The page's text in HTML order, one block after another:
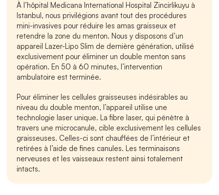
À l’hôpital Medicana International Hospital Zincirlikuyu à
Istanbul, nous privilégions avant tout des procédures
mini-invasives pour réduire les amas graisseux et
retendre la zone du menton. Nous y disposons d’un
appareil Lazer-Lipo Slim de dernière génération, utilisé
exclusivement pour éliminer un double menton sans
opération. En 50 à 60 minutes, l’intervention
ambulatoire est terminée.
Pour éliminer les cellules graisseuses indésirables au
niveau du double menton, l’appareil utilise une
technologie laser unique. La fibre laser, qui pénètre à
travers une microcanule, cible exclusivement les cellules
graisseuses. Celles-ci sont chauffées de l’intérieur et
retirées à l’aide de fines canules. Les terminaisons
nerveuses et les vaisseaux restent ainsi totalement
intacts.